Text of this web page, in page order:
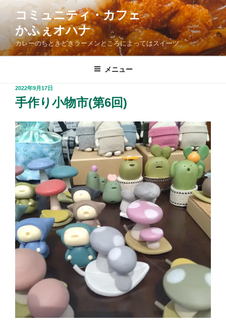
コ
ツ
コミュニティ・カフェ
かふぇオハナ
カレーのちときどきラーメンところによってはスイーツ
メニュー
投
稿
日:
2022年9月17日
手作り小物市(第6回)